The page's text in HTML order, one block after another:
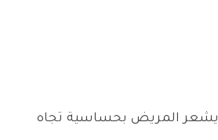
المريض بحساسية تجاه